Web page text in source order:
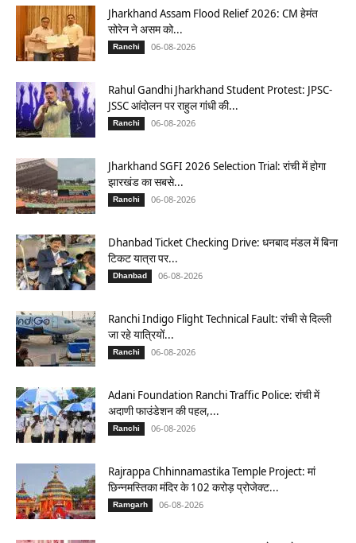
Jharkhand Assam Flood Relief 2026: CM हेमंत
सोरेन ने असम को...
Ranchi 06-08-2026
Rahul Gandhi Jharkhand Student Protest: JPSC-
JSSC आंदोलन पर राहुल गांधी की...
Ranchi 06-08-2026
Jharkhand SGFI 2026 Selection Trial: रांची में होगा
झारखंड का सबसे...
Ranchi 06-08-2026
Dhanbad Ticket Checking Drive: धनबाद मंडल में बिना
टिकट यात्रा पर...
Dhanbad 06-08-2026
Ranchi Indigo Flight Technical Fault: रांची से दिल्ली
जा रहे यात्रियों...
Ranchi 06-08-2026
Adani Foundation Ranchi Traffic Police: रांची में
अदाणी फाउंडेशन की पहल,...
Ranchi 06-08-2026
Rajrappa Chhinnamastika Temple Project: मां
छिन्नमस्तिका मंदिर के 102 करोड़ प्रोजेक्ट...
Ramgarh 06-08-2026